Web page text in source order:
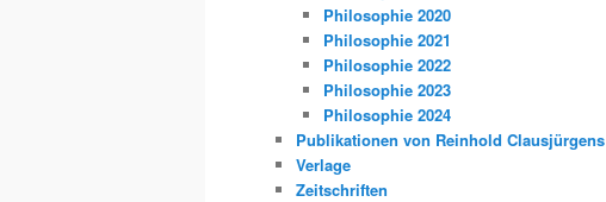
Philosophie 2020
Philosophie 2021
Philosophie 2022
Philosophie 2023
Philosophie 2024
Publikationen von Reinhold Clausjürgens
Verlage
Zeitschriften